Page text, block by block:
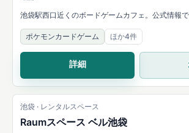
池袋駅西口近くのボードゲームカフェ。公式情報
ゲーム・カードゲームを楽しめると案内され、最
約・貸切対応があります。
ポケモンカードゲーム ほか4件
詳細
池袋 · レンタルスペース
Raumスペース ベル池袋